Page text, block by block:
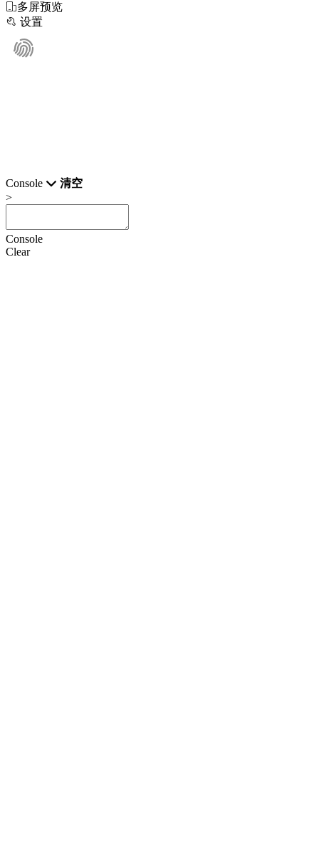
多屏预览
 设置
Console
清空
>
Console
Clear